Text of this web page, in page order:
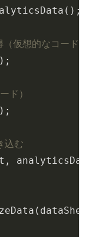
想的なコード）
ド）
込む